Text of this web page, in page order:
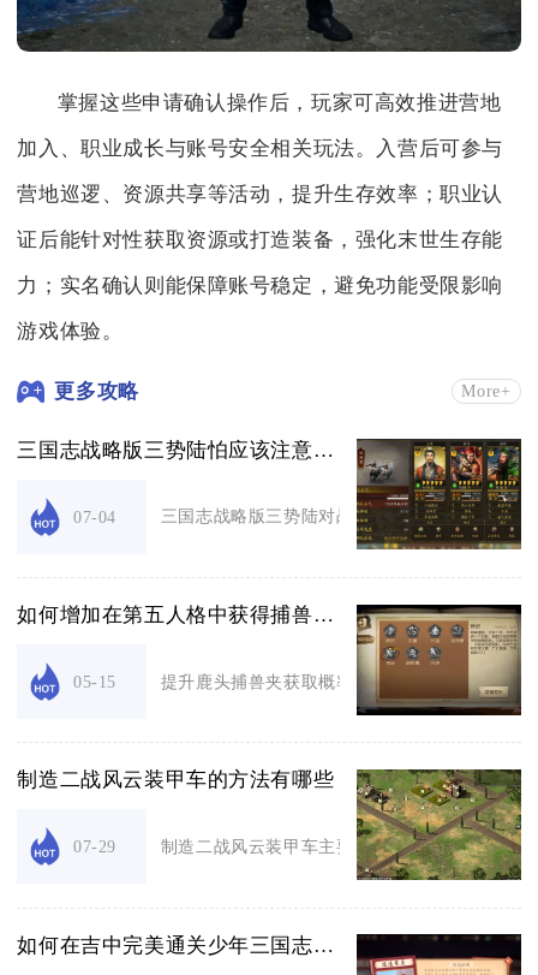
掌握这些申请确认操作后，玩家可高效推进营地
加入、职业成长与账号安全相关玩法。入营后可参与
营地巡逻、资源共享等活动，提升生存效率；职业认
证后能针对性获取资源或打造装备，强化末世生存能
力；实名确认则能保障账号稳定，避免功能受限影响
游戏体验。
更多攻略 More+
三国志战略版三势陆怕应该注意哪些战斗细节
07-04 三国志战略版三势陆对战的核心注意细节为规避
如何增加在第五人格中获得捕兽夹的概率
05-15 提升鹿头捕兽夹获取概率的核心，是控充能节奏
制造二战风云装甲车的方法有哪些
07-29 制造二战风云装甲车主要分为建筑等级解锁量产
如何在吉中完美通关少年三国志2列传